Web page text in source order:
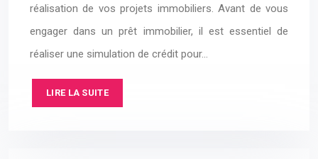
réalisation de vos projets immobiliers. Avant de vous
engager dans un prêt immobilier, il est essentiel de
réaliser une simulation de crédit pour…
LIRE LA SUITE